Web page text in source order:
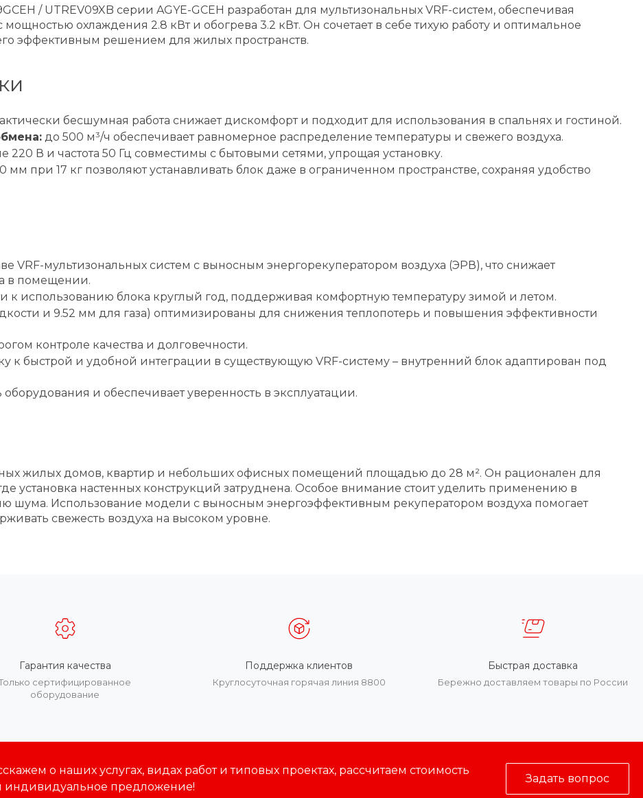
/ UTREV09XB серии AGYE-GCEH разработан для мультизональных VRF-систем, обеспечивая
охлаждения 2.8 кВт и обогрева 3.2 кВт. Он сочетает в себе тихую работу и оптимальное
эффективным решением для жилых пространств.
бесшумная работа снижает дискомфорт и подходит для использования в спальнях и гостиной.
до 500 м³/ч обеспечивает равномерное распределение температуры и свежего воздуха.
220 В и частота 50 Гц совместимы с бытовыми сетями, упрощая установку.
мм при 17 кг позволяют устанавливать блок даже в ограниченном пространстве, сохраняя удобство
VRF-мультизональных систем с выносным энергорекуператором воздуха (ЭРВ), что снижает
в помещении.
к использованию блока круглый год, поддерживая комфортную температуру зимой и летом.
и 9.52 мм для газа) оптимизированы для снижения теплопотерь и повышения эффективности
контроле качества и долговечности.
к быстрой и удобной интеграции в существующую VRF-систему – внутренний блок адаптирован под
и обеспечивает уверенность в эксплуатации.
жилых домов, квартир и небольших офисных помещений площадью до 28 м². Он рационален для
установка настенных конструкций затруднена. Особое внимание стоит уделить применению в
шума. Использование модели с выносным энергоэффективным рекуператором воздуха помогает
свежесть воздуха на высоком уровне.
Гарантия качества
сертифицированное
оборудование
Поддержка клиентов
Круглосуточная горячая линия 8800
Быстрая доставка
Бережно доставляем товары по России
о наших услугах, видах работ и типовых проектах, рассчитаем стоимость
индивидуальное предложение!
Задать вопрос